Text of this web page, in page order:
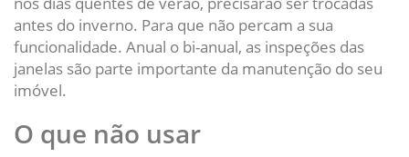
antes do inverno. Para que não percam a sua
funcionalidade. Anual o bi-anual, as inspeções das
janelas são parte importante da manutenção do seu
imóvel.
O que não usar